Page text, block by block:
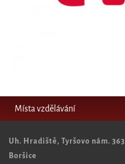
Místa vzdělávání
Uh. Hradiště, Tyršovo nám. 363
Boršice